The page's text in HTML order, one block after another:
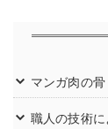
マンガ肉の骨
職人の技術